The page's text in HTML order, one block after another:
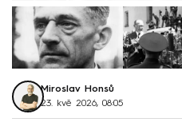
Miroslav Honsů
23. kvě 2026, 08:05